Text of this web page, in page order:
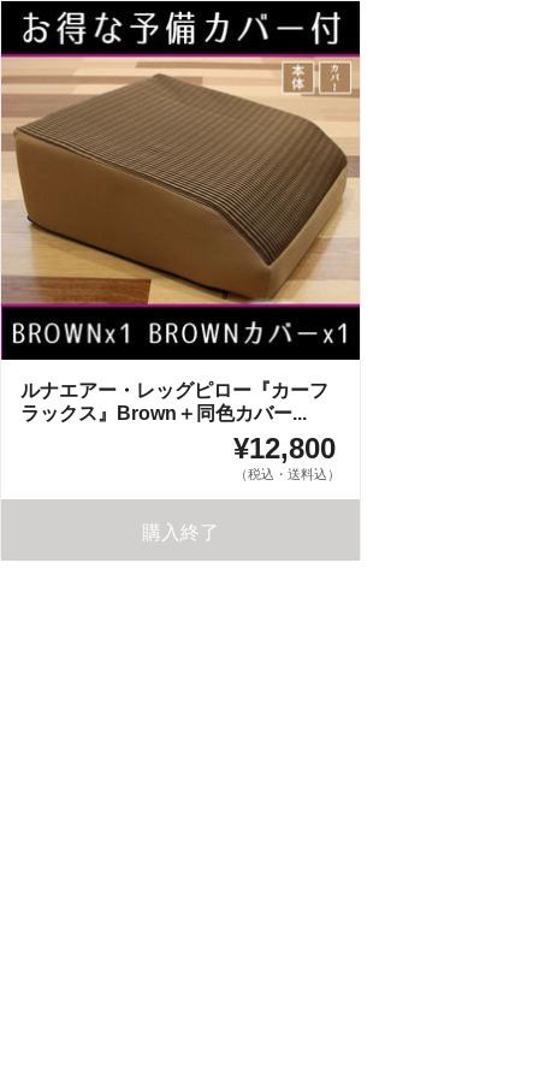
ルナエアー・レッグピロー『カーフ
ラックス』Brown＋同色カバー...
¥12,800
（税込・送料込）
購入終了